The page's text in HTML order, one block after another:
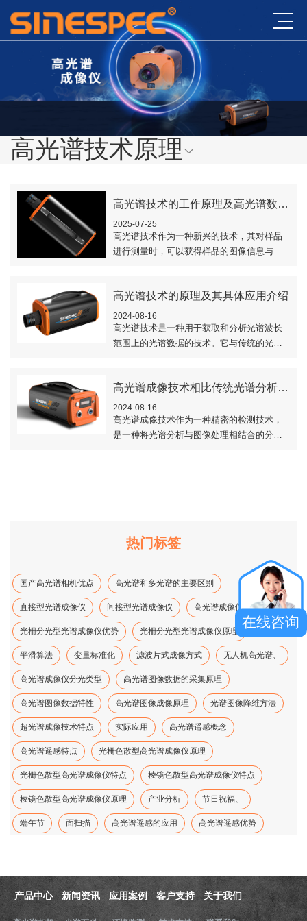
高光谱技术原理
高光谱技术的工作原理及高光谱数据处理方法
2025-07-25
高光谱技术作为一种新兴的技术，其对样品
进行测量时，可以获得样品的图像信息与光
的工作原..
高光谱技术的原理及其具体应用介绍
2024-08-16
高光谱技术是一种用于获取和分析光谱波长
范围上的光谱数据的技术。它与传统的光谱
谱技术的..
高光谱成像技术相比传统光谱分析技术的特点
2024-08-16
高光谱成像技术作为一种精密的检测技术，
是一种将光谱分析与图像处理相结合的分析
热门标签
国产高光谱相机优点 高光谱和多光谱的主要区别
直接型光谱成像仪 间接型光谱成像仪 高光谱成像仪光谱分辨率
光柵分光型光谱成像仪优势 光柵分光型光谱成像仪原理
平滑算法 变量标准化 滤波片式成像方式 无人机高光谱、
高光谱成像仪分光类型 高光谱图像数据的采集原理
高光谱图像数据特性 高光谱图像成像原理 光谱图像降维方法
超光谱成像技术特点 实际应用 高光谱遥感概念
高光谱遥感特点 光栅色散型高光谱成像仪原理
光栅色散型高光谱成像仪特点 棱镜色散型高光谱成像仪特点
棱镜色散型高光谱成像仪原理 产业分析 节日祝福、
端午节 面扫描 高光谱遥感的应用 高光谱遥感优势
产品中心 新闻资讯 应用案例 客户支持 关于我们
在线咨询